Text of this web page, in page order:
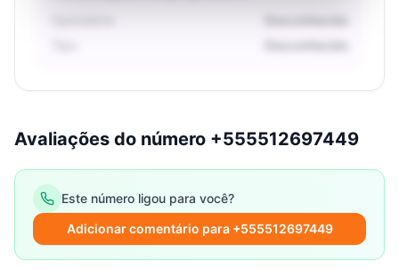
Avaliações do número +555512697449
Este número ligou para você?
Adicionar comentário para +555512697449